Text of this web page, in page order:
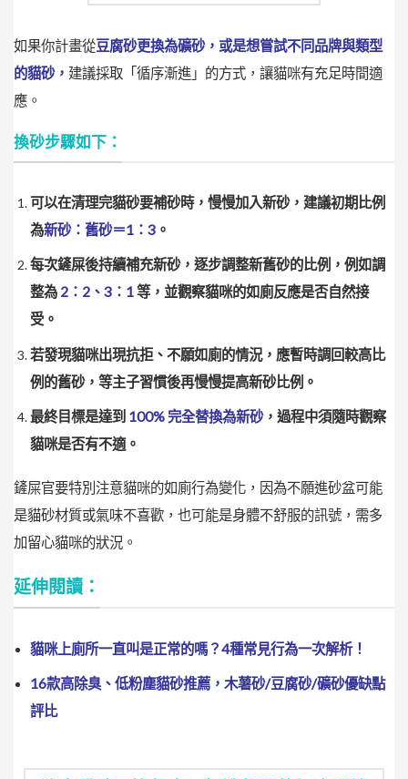
如果你計畫從豆腐砂更換為礦砂，或是想嘗試不同品牌與類型
的貓砂， 建議採取「循序漸進」的方式，讓貓咪有充足時間適
應。
換砂步驟如下：
可以在清理完貓砂要補砂時，慢慢加入新砂，建議初期比例
為新砂：舊砂＝1：3 。
每次鏟屎後持續補充新砂，逐步調整新舊砂的比例，例如調
整為 2：2、3：1等，並觀察貓咪的如廁反應是否自然接
受。
若發現貓咪出現抗拒、不願如廁的情況，應暫時調回較高比
例的舊砂，等主子習慣後再慢慢提高新砂比例。
最終目標是達到 100% 完全替換為新砂，過程中須隨時觀察
貓咪是否有不適。
鏟屎官要特別注意貓咪的如廁行為變化，因為不願進砂盆可能
是貓砂材質或氣味不喜歡，也可能是身體不舒服的訊號，需多
加留心貓咪的狀況。
延伸閱讀：
貓咪上廁所一直叫是正常的嗎？4種常見行為一次解析！
16款高除臭、低粉塵貓砂推薦，木薯砂/豆腐砂/礦砂優缺點
評比